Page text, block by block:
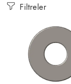
Filtreler